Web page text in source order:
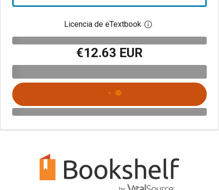
Licencia de eTextbook Abre el cuadro de
€12.63 EUR